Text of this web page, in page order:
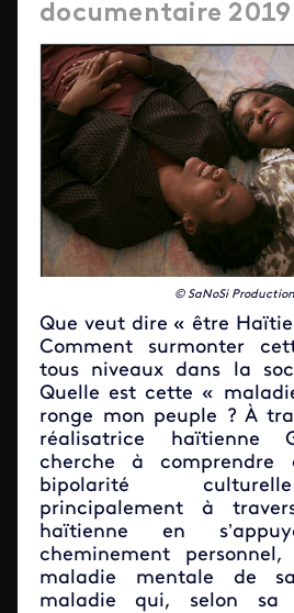
documentaire 2019
© SaNoSi
Que veut dire « être
Comment surmonter
tous niveaux dans la
Quelle est cette «
ronge mon peuple ? À
réalisatrice haïtienne
cherche à comprendre
bipolarité
principalement à
haïtienne en
cheminement
maladie mentale de
maladie qui, selon sa